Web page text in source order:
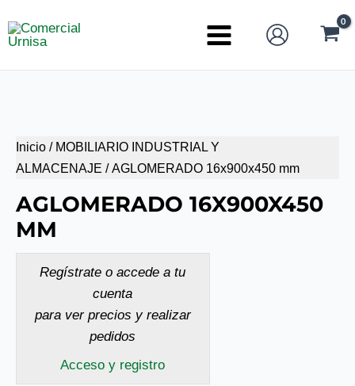
al
Main
Inicio / MOBILIARIO INDUSTRIAL Y
ALMACENAJE / AGLOMERADO 16x900x450 mm
AGLOMERADO 16X900X450
MM
Regístrate o accede a tu
cuenta
para ver precios y realizar
pedidos
Acceso y registro